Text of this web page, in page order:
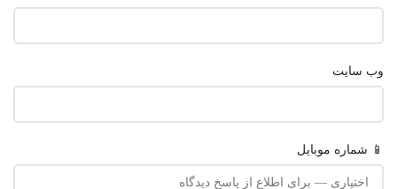
وب‌ سایت
📱 شماره موبایل